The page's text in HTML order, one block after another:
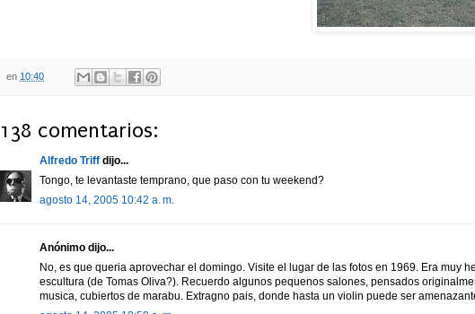
en 10:40
138 comentarios:
Alfredo Triff dijo...
Tongo, te levantaste temprano, que paso con tu weekend?
agosto 14, 2005 10:42 a. m.
Anónimo dijo...
No, es que queria aprovechar el domingo. Visite el lugar de las fotos en 1969. Era muy
escultura (de Tomas Oliva?). Recuerdo algunos pequenos salones, pensados
musica, cubiertos de marabu. Extragno pais, donde hasta un violin puede ser